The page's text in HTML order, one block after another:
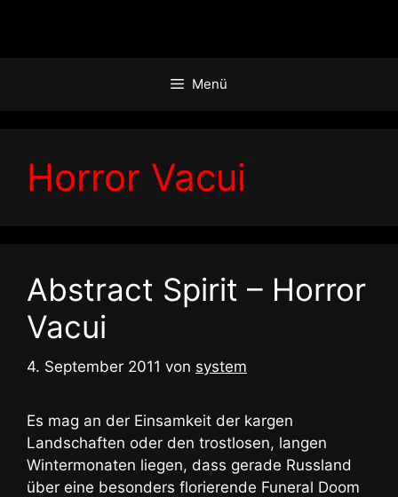
Menü
Horror Vacui
Abstract Spirit – Horror
Vacui
4. September 2011 von system
Es mag an der Einsamkeit der kargen
Landschaften oder den trostlosen, langen
Wintermonaten liegen, dass gerade Russland
über eine besonders florierende Funeral Doom